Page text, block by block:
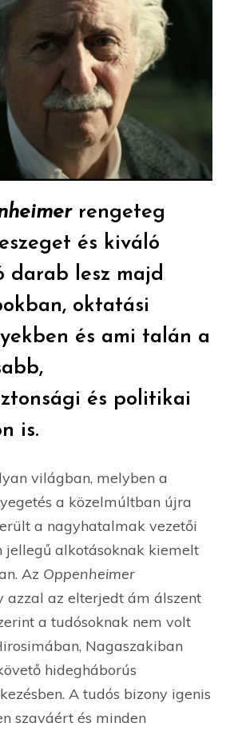
rengeteg
és kiváló
darab lesz majd
oktatási
és ami talán a
és politikai
is.
világban, melyben a
a közelmúltban újra
a nagyhatalmak vezetői
jellegű alkotásoknak kiemelt
Az Oppenheimer
azzal az elterjedt ám álszent
a tudósoknak nem volt
Nagaszakiban
hidegháborús
A tudós bizony igenis
szaváért és minden